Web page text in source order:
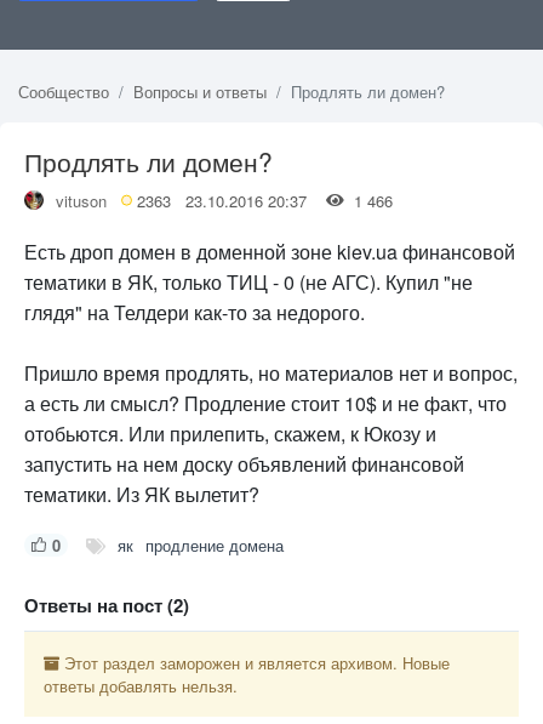
Сообщество Вопросы и ответы Продлять ли домен?
Продлять ли домен?
vituson 2363 23.10.2016 20:37 1 466
Есть дроп домен в доменной зоне kiev.ua финансовой
тематики в ЯК, только ТИЦ - 0 (не АГС). Купил "не
глядя" на Телдери как-то за недорого.
Пришло время продлять, но материалов нет и вопрос,
а есть ли смысл? Продление стоит 10$ и не факт, что
отобьются. Или прилепить, скажем, к Юкозу и
запустить на нем доску объявлений финансовой
тематики. Из ЯК вылетит?
0 як продление домена
Ответы на пост (2)
Этот раздел заморожен и является архивом. Новые
ответы добавлять нельзя.